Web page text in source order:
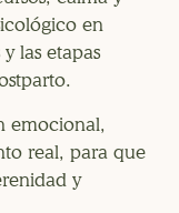
en
las etapas
emocional,
real, para que
y